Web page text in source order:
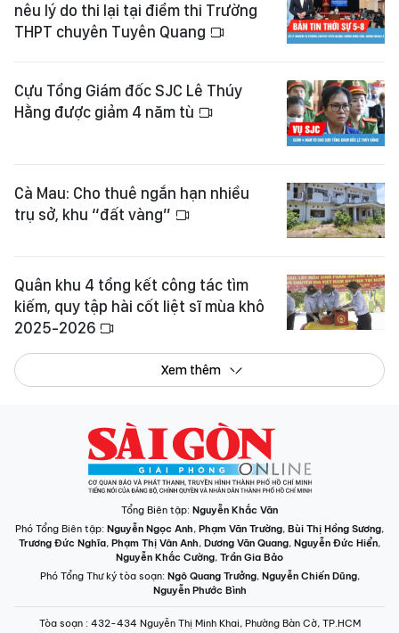
nêu lý do thi lại tại điểm thi Trường
THPT chuyên Tuyên Quang
Cựu Tổng Giám đốc SJC Lê Thúy
Hằng được giảm 4 năm tù
Cà Mau: Cho thuê ngắn hạn nhiều
trụ sở, khu “đất vàng”
Quân khu 4 tổng kết công tác tìm
kiếm, quy tập hài cốt liệt sĩ mùa khô
2025-2026
Xem thêm
Tổng Biên tập: Nguyễn Khắc Văn
Phó Tổng Biên tập: Nguyễn Ngọc Anh, Phạm Văn Trường, Bùi Thị Hồng Sương,
Trương Đức Nghĩa, Phạm Thị Vân Anh, Dương Văn Quang, Nguyễn Đức Hiển,
Nguyễn Khắc Cường, Trần Gia Bảo
Phó Tổng Thư ký tòa soạn: Ngô Quang Trưởng, Nguyễn Chiến Dũng,
Nguyễn Phước Bình
Tòa soạn : 432-434 Nguyễn Thị Minh Khai, Phường Bàn Cờ, TP.HCM